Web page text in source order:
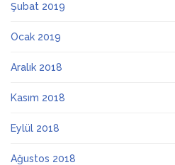
Şubat 2019
Ocak 2019
Aralık 2018
Kasım 2018
Eylül 2018
Ağustos 2018